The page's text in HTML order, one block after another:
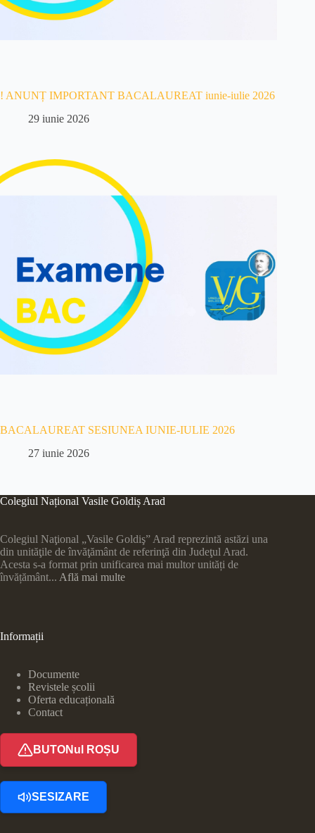
! ANUNȚ IMPORTANT BACALAUREAT iunie-iulie 2026
29 iunie 2026
BACALAUREAT SESIUNEA IUNIE-IULIE 2026
27 iunie 2026
Colegiul Național Vasile Goldiș Arad
Colegiul Naţional „Vasile Goldiş” Arad reprezintă astăzi una
din unităţile de învăţământ de referinţă din Judeţul Arad.
Acesta s-a format prin unificarea mai multor unități de
învățământ... Află mai multe
Informații
Documente
Revistele școlii
Oferta educațională
Contact
BUTONul ROȘU
SESIZARE